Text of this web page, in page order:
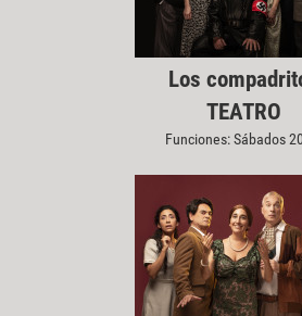
Los
TEATRO
Funciones: Sábados